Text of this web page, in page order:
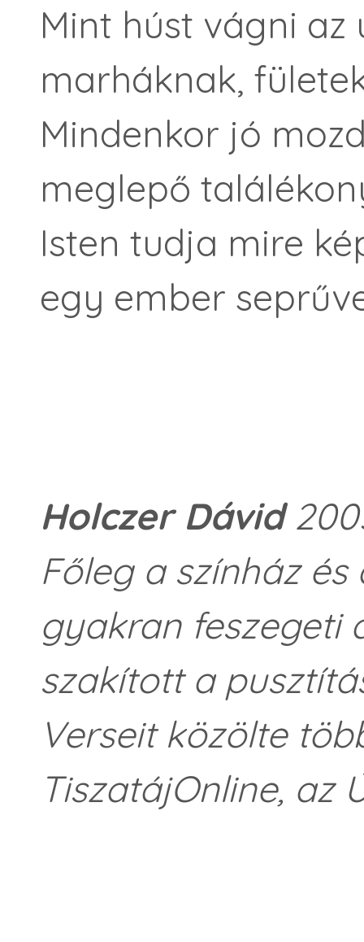
Mint húst vágni az
marháknak,
Mindenkor jó
meglepő
Isten tudja mire
egy ember
Holczer Dávid
Főleg a színház
gyakran feszegeti
szakított a
Verseit közölte
TiszatájOnline, az